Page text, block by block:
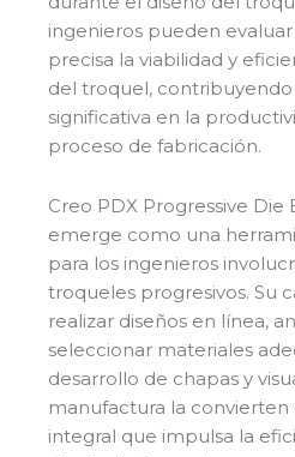
ingenieros pueden
precisa la viabilidad y
del troquel, contribuyendo
significativa en la
proceso de fabricación.
Creo PDX Progressive Die
emerge como una
para los ingenieros
troqueles progresivos. Su
realizar diseños en línea,
seleccionar materiales
desarrollo de chapas y
manufactura la convierten
integral que impulsa la